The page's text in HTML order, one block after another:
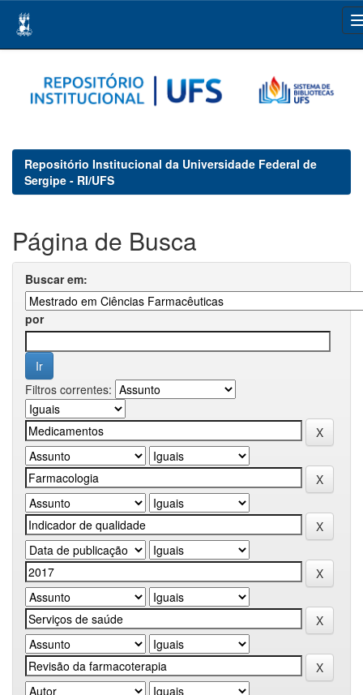
navigation
Repositório Institucional da Universidade Federal de
Sergipe - RI/UFS
Página de Busca
Buscar em:
por
Filtros correntes: